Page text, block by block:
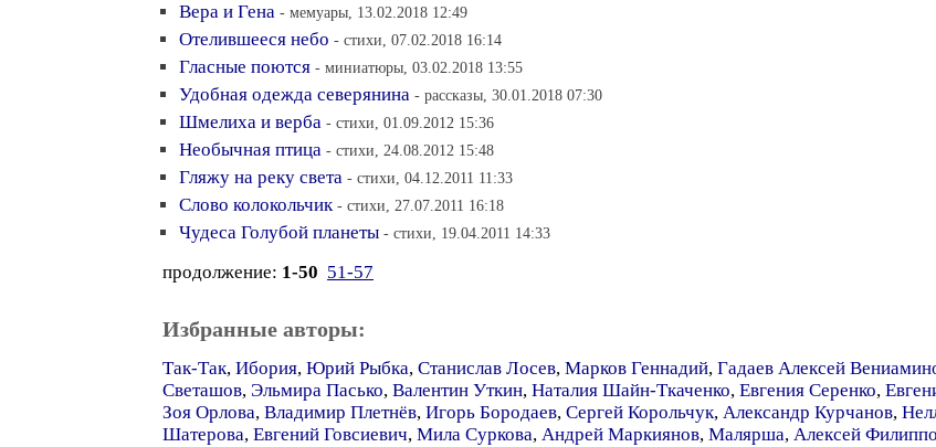
Вера и Гена - мемуары, 13.02.2018 12:49
Отелившееся небо - стихи, 07.02.2018 16:14
Гласные поются - миниатюры, 03.02.2018 13:55
Удобная одежда северянина - рассказы, 30.01.2018 07:30
Шмелиха и верба - стихи, 01.09.2012 15:36
Необычная птица - стихи, 24.08.2012 15:48
Гляжу на реку света - стихи, 04.12.2011 11:33
Слово колокольчик - стихи, 27.07.2011 16:18
Чудеса Голубой планеты - стихи, 19.04.2011 14:33
продолжение: 1-50 51-57
Избранные авторы:
Так-Так, Ибория, Юрий Рыбка, Станислав Лосев, Марков Геннадий, Гадаев Алексей
Светашов, Эльмира Пасько, Валентин Уткин, Наталия Шайн-Ткаченко, Евгения Серенко,
Зоя Орлова, Владимир Плетнёв, Игорь Бородаев, Сергей Корольчук, Александр Курчанов,
Шатерова, Евгений Говсиевич, Мила Суркова, Андрей Маркиянов, Малярша, Алексей